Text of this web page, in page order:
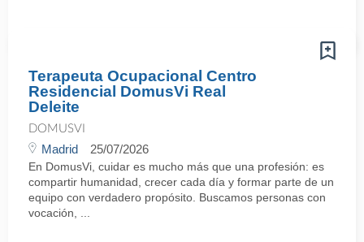
Terapeuta Ocupacional Centro
Residencial DomusVi Real
Deleite
DOMUSVI
Madrid 25/07/2026
En DomusVi, cuidar es mucho más que una profesión: es
compartir humanidad, crecer cada día y formar parte de un
equipo con verdadero propósito. Buscamos personas con
vocación, ...